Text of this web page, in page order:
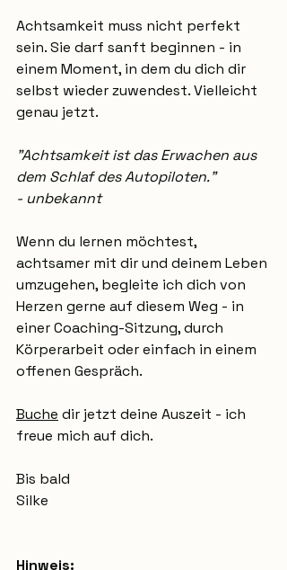
Achtsamkeit muss nicht perfekt
sein. Sie darf sanft beginnen - in
einem Moment, in dem du dich dir
selbst wieder zuwendest. Vielleicht
genau jetzt.
"Achtsamkeit ist das Erwachen aus
dem Schlaf des Autopiloten."
- unbekannt
Wenn du lernen möchtest,
achtsamer mit dir und deinem Leben
umzugehen, begleite ich dich von
Herzen gerne auf diesem Weg - in
einer Coaching-Sitzung, durch
Körperarbeit oder einfach in einem
offenen Gespräch.
Buche dir jetzt deine Auszeit - ich
freue mich auf dich.
Bis bald
Silke
Hinweis: